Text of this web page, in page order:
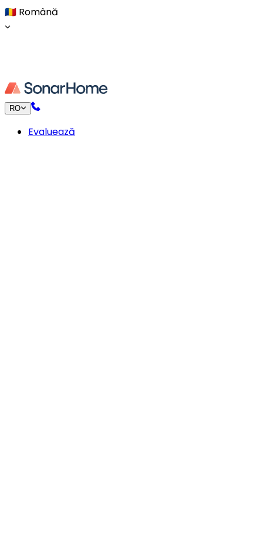
🇷🇴 Română
RO
Evaluează